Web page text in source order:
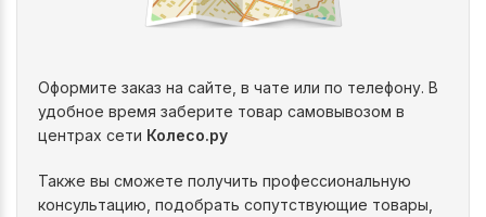
Оформите заказ на сайте, в чате или по телефону. В
удобное время заберите товар самовывозом в
центрах сети Колесо.ру
Также вы сможете получить профессиональную
консультацию, подобрать сопутствующие товары,